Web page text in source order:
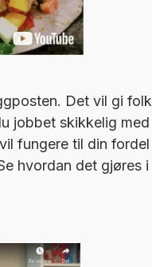
Det vil gi folk
jobbet skikkelig med
fungere til din fordel
hvordan det gjøres i